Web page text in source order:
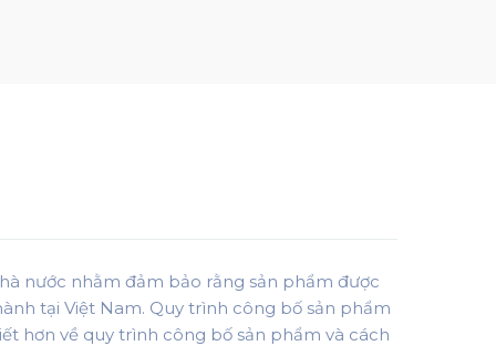
nước nhằm đảm bảo rằng sản phẩm được
tại Việt Nam. Quy trình công bố sản phẩm
hơn về quy trình công bố sản phẩm và cách